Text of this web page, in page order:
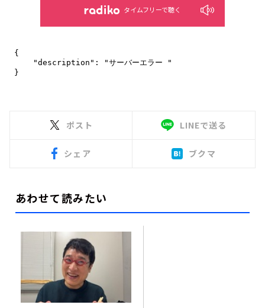
タイムフリーで聴く
ポスト LINEで送る
シェア ブクマ
あわせて読みたい